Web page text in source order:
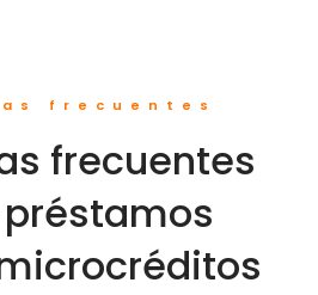
frecuentes
frecuentes